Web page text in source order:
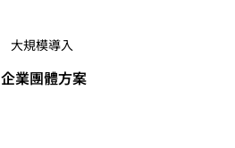
大規模導入
企業團體方案